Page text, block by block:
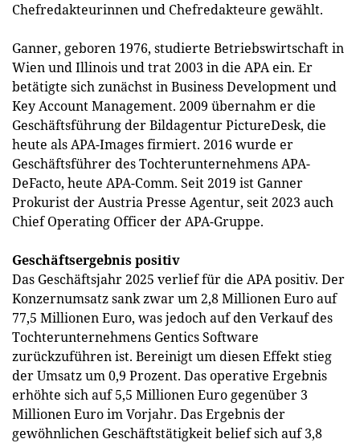
Chefredakteurinnen und Chefredakteure gewählt.
Ganner, geboren 1976, studierte Betriebswirtschaft in
Wien und Illinois und trat 2003 in die APA ein. Er
betätigte sich zunächst in Business Development und
Key Account Management. 2009 übernahm er die
Geschäftsführung der Bildagentur PictureDesk, die
heute als APA-Images firmiert. 2016 wurde er
Geschäftsführer des Tochterunternehmens APA-
DeFacto, heute APA-Comm. Seit 2019 ist Ganner
Prokurist der Austria Presse Agentur, seit 2023 auch
Chief Operating Officer der APA-Gruppe.
Geschäftsergebnis positiv
Das Geschäftsjahr 2025 verlief für die APA positiv. Der
Konzernumsatz sank zwar um 2,8 Millionen Euro auf
77,5 Millionen Euro, was jedoch auf den Verkauf des
Tochterunternehmens Gentics Software
zurückzuführen ist. Bereinigt um diesen Effekt stieg
der Umsatz um 0,9 Prozent. Das operative Ergebnis
erhöhte sich auf 5,5 Millionen Euro gegenüber 3
Millionen Euro im Vorjahr. Das Ergebnis der
gewöhnlichen Geschäftstätigkeit belief sich auf 3,8